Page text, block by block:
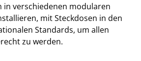
in verschiedenen modularen
mit Steckdosen in den
Standards, um allen
zu werden.